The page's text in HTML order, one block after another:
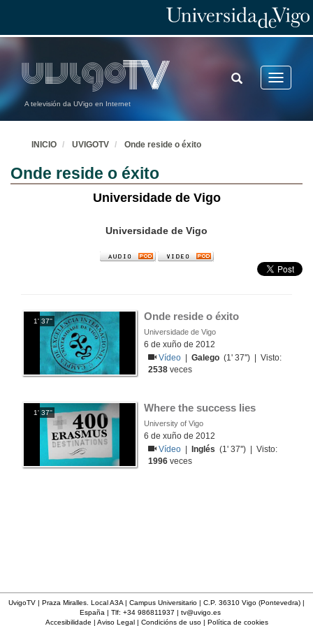
A televisión da UVigo en Internet
Toggle
TOGGLE
SEARCH
INICIO UVIGOTV Onde reside o éxito
Onde reside o éxito
Universidade de Vigo
Universidade de Vigo
1' 37'' Onde reside o éxito
Universidade de Vigo
6 de xuño de 2012
Vídeo
|Galego (1' 37'') | Visto:
2538 veces
1' 37'' Where the success lies
University of Vigo
6 de xuño de 2012
Vídeo
Inglés (1' 37'') | Visto:
1996 veces
UvigoTV | Praza Miralles. Local A3A | Campus Universitario | C.P. 36310 Vigo (Pontevedra) |
España | Tlf: +34 986811937 | tv@uvigo.es
Accesibilidade | Aviso Legal| Condicións de uso| Política de cookies